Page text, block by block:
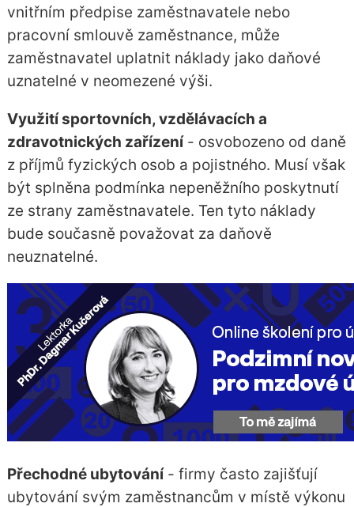
vnitřním předpise zaměstnavatele nebo
pracovní smlouvě zaměstnance, může
zaměstnavatel uplatnit náklady jako daňové
uznatelné v neomezené výši.
Využití sportovních, vzdělávacích a
zdravotnických zařízení- osvobozeno od daně
z příjmů fyzických osob a pojistného. Musí však
být splněna podmínka nepeněžního poskytnutí
ze strany zaměstnavatele. Ten tyto náklady
bude současně považovat za daňově
neuznatelné.
Přechodné ubytování- firmy často zajišťují
ubytování svým zaměstnancům v místě výkonu